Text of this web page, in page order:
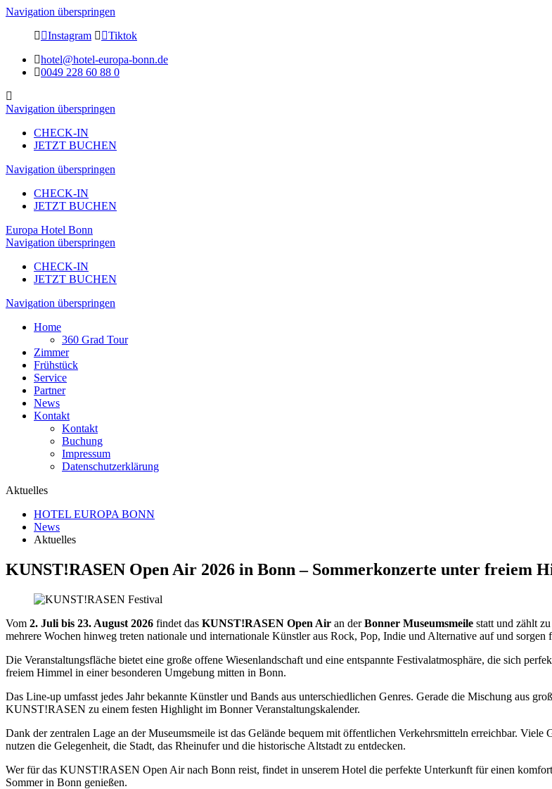
Navigation überspringen
Instagram
Tiktok
hotel@hotel-europa-bonn.de
0049 228 60 88 0
Navigation überspringen
CHECK-IN
JETZT BUCHEN
Navigation überspringen
CHECK-IN
JETZT BUCHEN
Europa Hotel Bonn
Navigation überspringen
CHECK-IN
JETZT BUCHEN
Navigation überspringen
Home
360 Grad Tour
Zimmer
Frühstück
Service
Partner
News
Kontakt
Kontakt
Buchung
Impressum
Datenschutzerklärung
Aktuelles
HOTEL EUROPA BONN
News
Aktuelles
KUNST!RASEN Open Air 2026 in Bonn – Sommerkonzerte unter freiem
Vom 2. Juli bis 23. August 2026 findet das KUNST!RASEN Open Air an derBonner Museumsmeile statt und zählt
mehrere Wochen hinweg treten nationale und internationale Künstler aus Rock, Pop, Indie und Alternative auf und sorgen
Die Veranstaltungsfläche bietet eine große offene Wiesenlandschaft und eine entspannte Festivalatmosphäre, die sich
freiem Himmel in einer besonderen Umgebung mitten in Bonn.
Das Line-up umfasst jedes Jahr bekannte Künstler und Bands aus unterschiedlichen Genres. Gerade die Mischung aus
KUNST!RASEN zu einem festen Highlight im Bonner Veranstaltungskalender.
Dank der zentralen Lage an der Museumsmeile ist das Gelände bequem mit öffentlichen Verkehrsmitteln erreichbar.
nutzen die Gelegenheit, die Stadt, das Rheinufer und die historische Altstadt zu entdecken.
Wer für das KUNST!RASEN Open Air nach Bonn reist, findet in unserem Hotel die perfekte Unterkunft für einen
Sommer in Bonn genießen.